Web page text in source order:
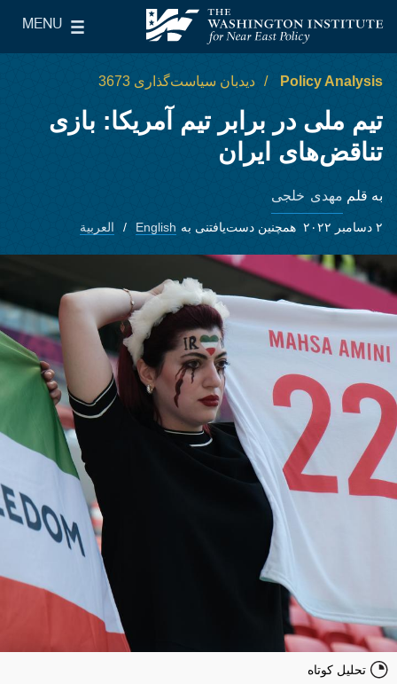
The Washington Institute for Near East Policy
MENU
Main Menu
Policy Analysis دیدبان سیاست‌گذاری 3673
تیم ملی در برابر تیم آمریکا: بازی
تناقض‌های ایران
به قلم مهدی خلجی
۲ دسامبر ۲۰۲۲ همچنین دست‌یافتنی به English العربية
تحلیل کوتاه